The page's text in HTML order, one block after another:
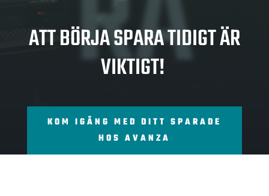
ATT BÖRJA SPARA TIDIGT ÄR
VIKTIGT!
KOM IGÅNG MED DITT SPARADE
HOS AVANZA